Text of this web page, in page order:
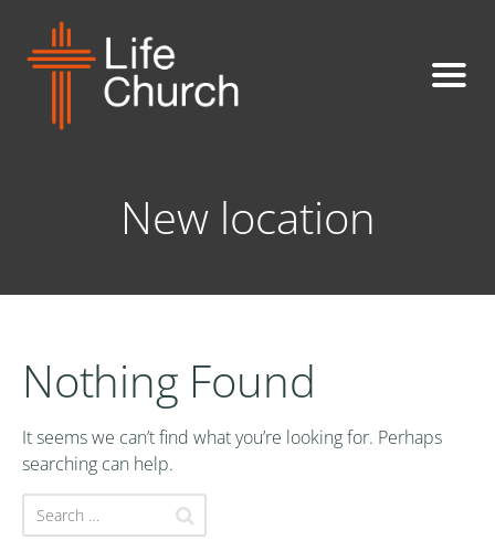
New location
Nothing Found
It seems we can’t find what you’re looking for. Perhaps
searching can help.